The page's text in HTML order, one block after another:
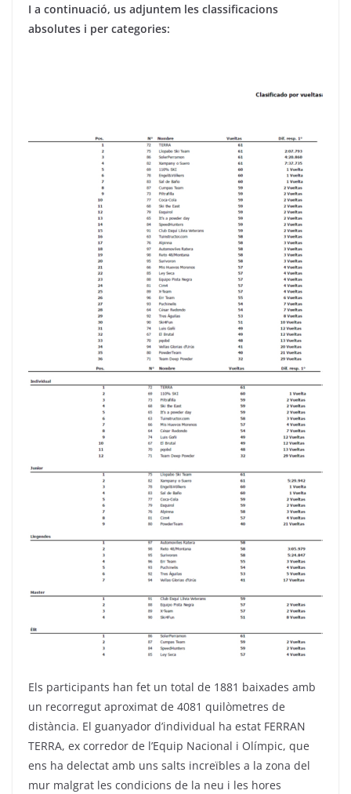
I a continuació, us adjuntem les classificacions
absolutes i per categories:
Els participants han fet un total de 1881 baixades amb
un recorregut aproximat de 4081 quilòmetres de
distància. El guanyador d’individual ha estat FERRAN
TERRA, ex corredor de l’Equip Nacional i Olímpic, que
ens ha delectat amb uns salts increïbles a la zona del
mur malgrat les condicions de la neu i les hores